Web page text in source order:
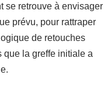
se retrouve à envisager
prévu, pour rattraper
de retouches
que la greffe initiale a